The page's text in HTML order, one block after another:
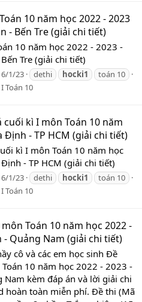
10 năm học 2022 - 2023
- Bến Tre (giải chi tiết)
10 năm học 2022 - 2023 -
Tre (giải chi tiết)
6/1/23 dethi hocki1
toán 10
Toán 10
kì I môn Toán 10 năm
Định - TP HCM (giải chi tiết)
kì I môn Toán 10 năm học
- TP HCM (giải chi tiết)
6/1/23 dethi hocki1
toán 10
Toán 10
Toán 10 năm học 2022 -
- Quảng Nam (giải chi tiết)
cô và các em học sinh Đề
10 năm học 2022 - 2023 -
Nam kèm đáp án và lời giải chi
hoàn toàn miễn phí. Đề thi (Mã